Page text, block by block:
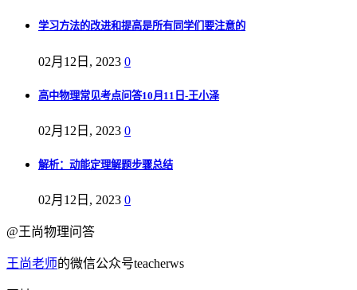
学习方法的改进和提高是所有同学们要注意的
02月12日, 2023 0
高中物理常见考点问答10月11日-王小泽
02月12日, 2023 0
解析：动能定理解题步骤总结
02月12日, 2023 0
@王尚物理问答
王尚老师的微信公众号teacherws